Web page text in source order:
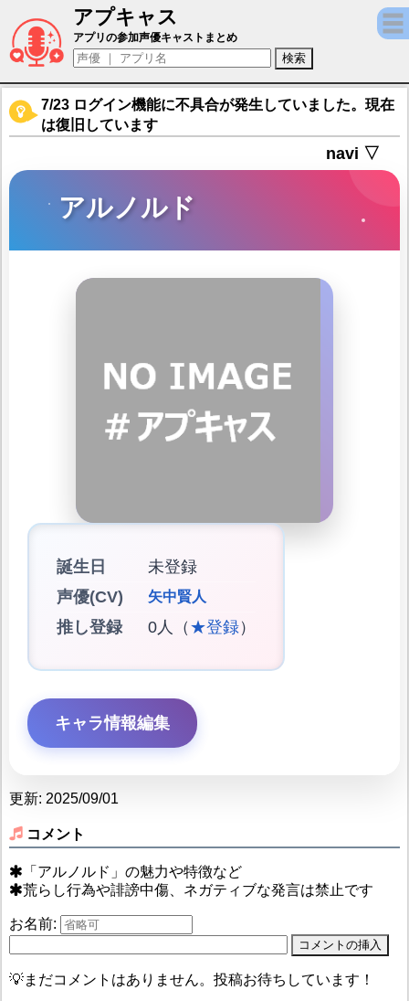
アプキャス
アルノルド（声優：矢中賢人)【エターナル
アプリの参加声優キャストまとめ
7/23 ログイン機能に不具合が発生していました。現在
は復旧しています
navi ▽
アルノルド
誕生日
未登録
声優(CV)
矢中賢人
推し登録 0人（ ★登録）
キャラ情報編集
更新: 2025/09/01
コメント
「アルノルド」の魅力や特徴など
荒らし行為や誹謗中傷、ネガティブな発言は禁止です
お名前:
💡まだコメントはありません。投稿お待ちしています！